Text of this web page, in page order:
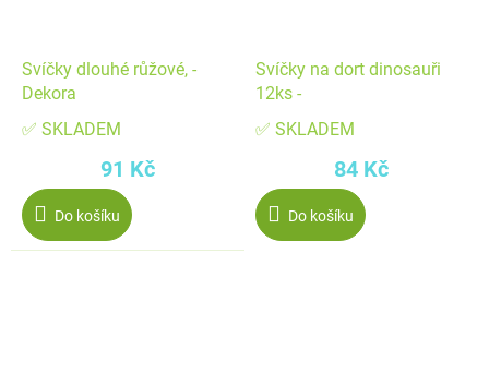
Svíčky dlouhé růžové, -
Dekora
✅ SKLADEM
91 Kč
Do košíku
Svíčky na dort dinosauři
12ks -
✅ SKLADEM
84 Kč
Do košíku